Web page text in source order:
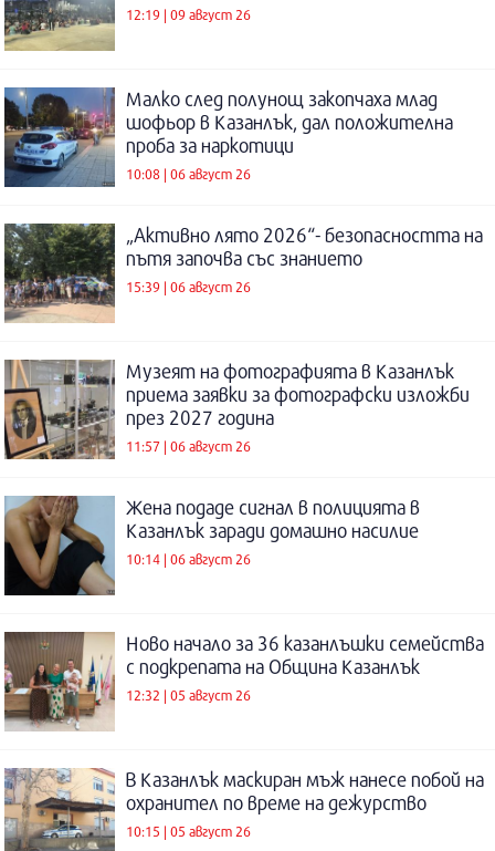
12:19 | 09 август 26
Малко след полунощ закопчаха млад
шофьор в Казанлък, дал положителна
проба за наркотици
10:08 | 06 август 26
„Активно лято 2026“- безопасността на
пътя започва със знанието
15:39 | 06 август 26
Музеят на фотографията в Казанлък
приема заявки за фотографски изложби
през 2027 година
11:57 | 06 август 26
Жена подаде сигнал в полицията в
Казанлък заради домашно насилие
10:14 | 06 август 26
Ново начало за 36 казанлъшки семейства
с подкрепата на Община Казанлък
12:32 | 05 август 26
В Казанлък маскиран мъж нанесе побой на
охранител по време на дежурство
10:15 | 05 август 26